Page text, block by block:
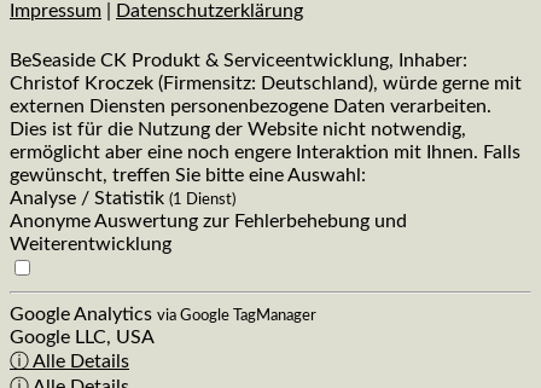
Impressum
Datenschutzerklärung
BeSeaside CK Produkt & Serviceentwicklung, Inhaber:
Christof Kroczek (Firmensitz: Deutschland), würde gerne mit
externen Diensten personenbezogene Daten verarbeiten.
Dies ist für die Nutzung der Website nicht notwendig,
ermöglicht aber eine noch engere Interaktion mit Ihnen. Falls
gewünscht, treffen Sie bitte eine Auswahl:
Analyse / Statistik (1 Dienst)
Anonyme Auswertung zur Fehlerbehebung und
Weiterentwicklung
Google Analytics via Google TagManager
Google LLC, USA
ⓘ Alle Details